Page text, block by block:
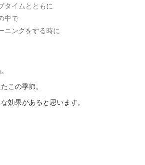
タイムとともに
中で
ニングをする時に
この季節。
効果があると思います。